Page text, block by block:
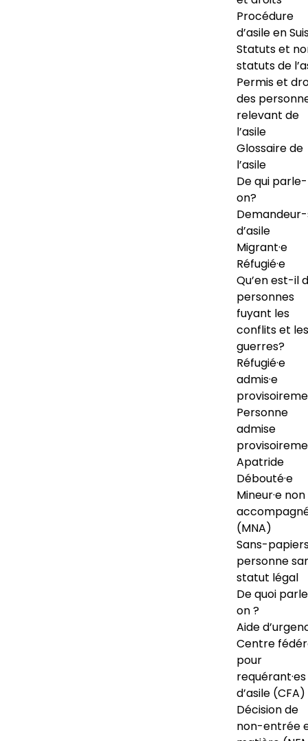
Procédure
d’asile en
Statuts et
statuts de
Permis et
des
relevant de
l’asile
Glossaire de
l’asile
De qui
on?
d’asile
Migrant·e
Réfugié·e
Qu’en est-il
personnes
fuyant les
conflits et les
guerres?
Réfugié·e
admis·e
Personne
admise
Apatride
Débouté·e
Mineur·e non
(MNA)
Sans-
personne
statut légal
De quoi
on ?
Aide
Centre
pour
requérant·es
d’asile (CFA)
Décision de
non-entrée